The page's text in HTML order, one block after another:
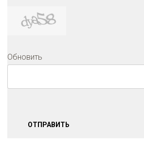
Обновить
ОТПРАВИТЬ